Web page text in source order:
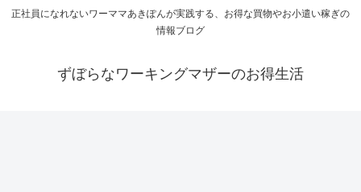
正社員になれないワーママあきぽんが実践する、お得な買物やお小遣い稼ぎの
情報ブログ
ずぼらなワーキングマザーのお得生活